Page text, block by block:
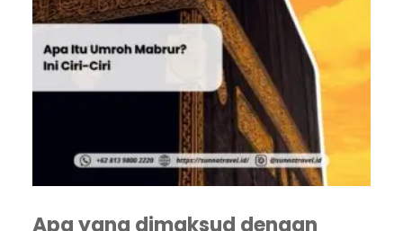
Apa yang dimaksud dengan